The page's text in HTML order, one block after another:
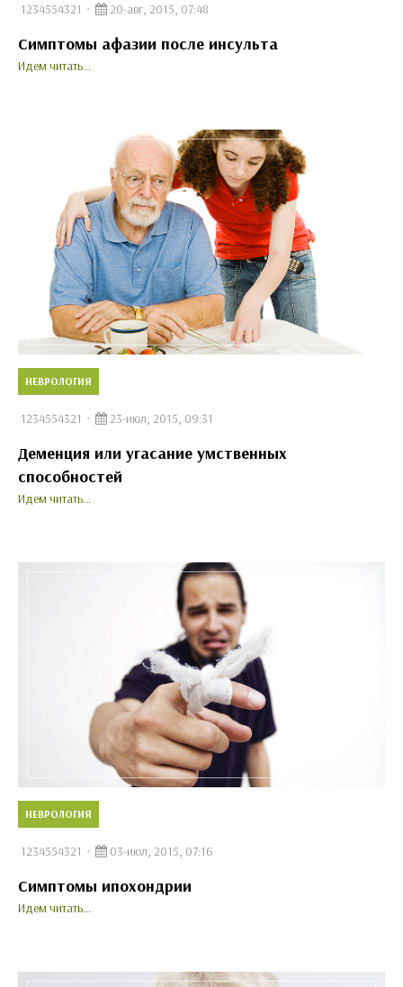
1234554321 20-авг, 2015, 07:48
Симптомы афазии после инсульта
Идем читать...
НЕВРОЛОГИЯ
1234554321 23-июл, 2015, 09:31
Деменция или угасание умственных
способностей
Идем читать...
НЕВРОЛОГИЯ
1234554321 03-июл, 2015, 07:16
Симптомы ипохондрии
Идем читать...